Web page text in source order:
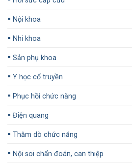
▪️ Nội khoa
▪️ Nhi khoa
▪️ Sản phụ khoa
▪️ Y học cổ truyền
▪️ Phục hồi chức năng
▪️ Điện quang
▪️ Thăm dò chức năng
▪️ Nội soi chẩn đoán, can thiệp